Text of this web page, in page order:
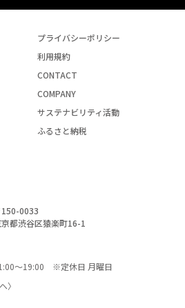
プライバシーポリシー
利用規約
CONTACT
COMPANY
サステナビリティ活動
ふるさと納税
150-0033
京都渋谷区猿楽町16-1
～19:00 ※定休日 月曜日
へ〉